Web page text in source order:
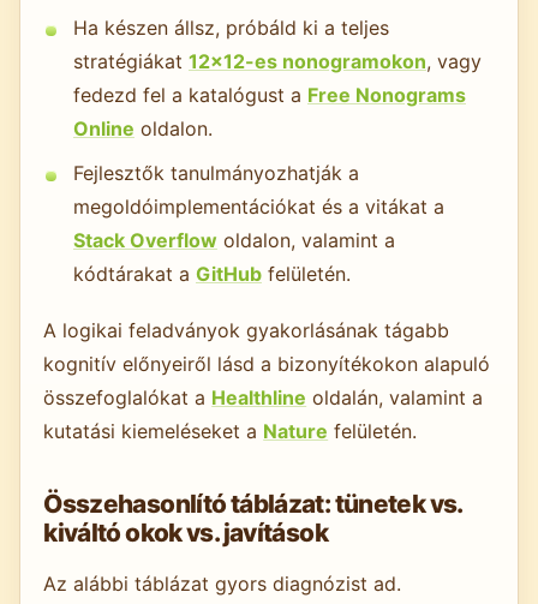
Ha készen állsz, próbáld ki a teljes
stratégiákat 12x12-es nonogramokon, vagy
fedezd fel a katalógust a Free Nonograms
Online oldalon.
Fejlesztők tanulmányozhatják a
megoldóimplementációkat és a vitákat a
Stack Overflowoldalon, valamint a
kódtárakat a GitHubfelületén.
A logikai feladványok gyakorlásának tágabb
kognitív előnyeiről lásd a bizonyítékokon alapuló
összefoglalókat a Healthline oldalán, valamint a
kutatási kiemeléseket a Nature felületén.
Összehasonlító táblázat: tünetek vs.
kiváltó okok vs. javítások
Az alábbi táblázat gyors diagnózist ad.